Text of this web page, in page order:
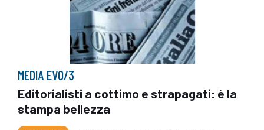
MEDIA EVO/3
Editorialisti a cottimo e strapagati: è la
stampa bellezza